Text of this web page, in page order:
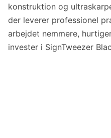
konstruktion og
der leverer professionel
arbejdet nemmere,
invester i SignTweezer